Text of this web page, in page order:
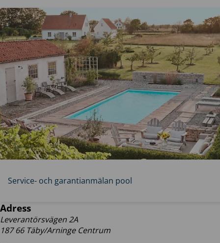
Service- och garantianmälan pool
Adress
Leverantörsvägen 2A
187 66 Täby/Arninge Centrum